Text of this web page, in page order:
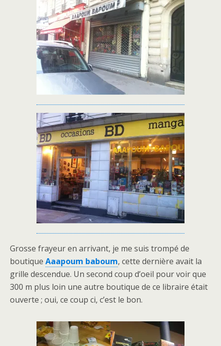
Grosse frayeur en arrivant, je me suis trompé de
boutique Aaapoum baboum, cette dernière avait la
grille descendue. Un second coup d’oeil pour voir que
300 m plus loin une autre boutique de ce libraire était
ouverte ; oui, ce coup ci, c’est le bon.